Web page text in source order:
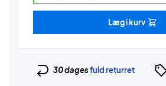
Læg i kurv
30 dagesfuld returret